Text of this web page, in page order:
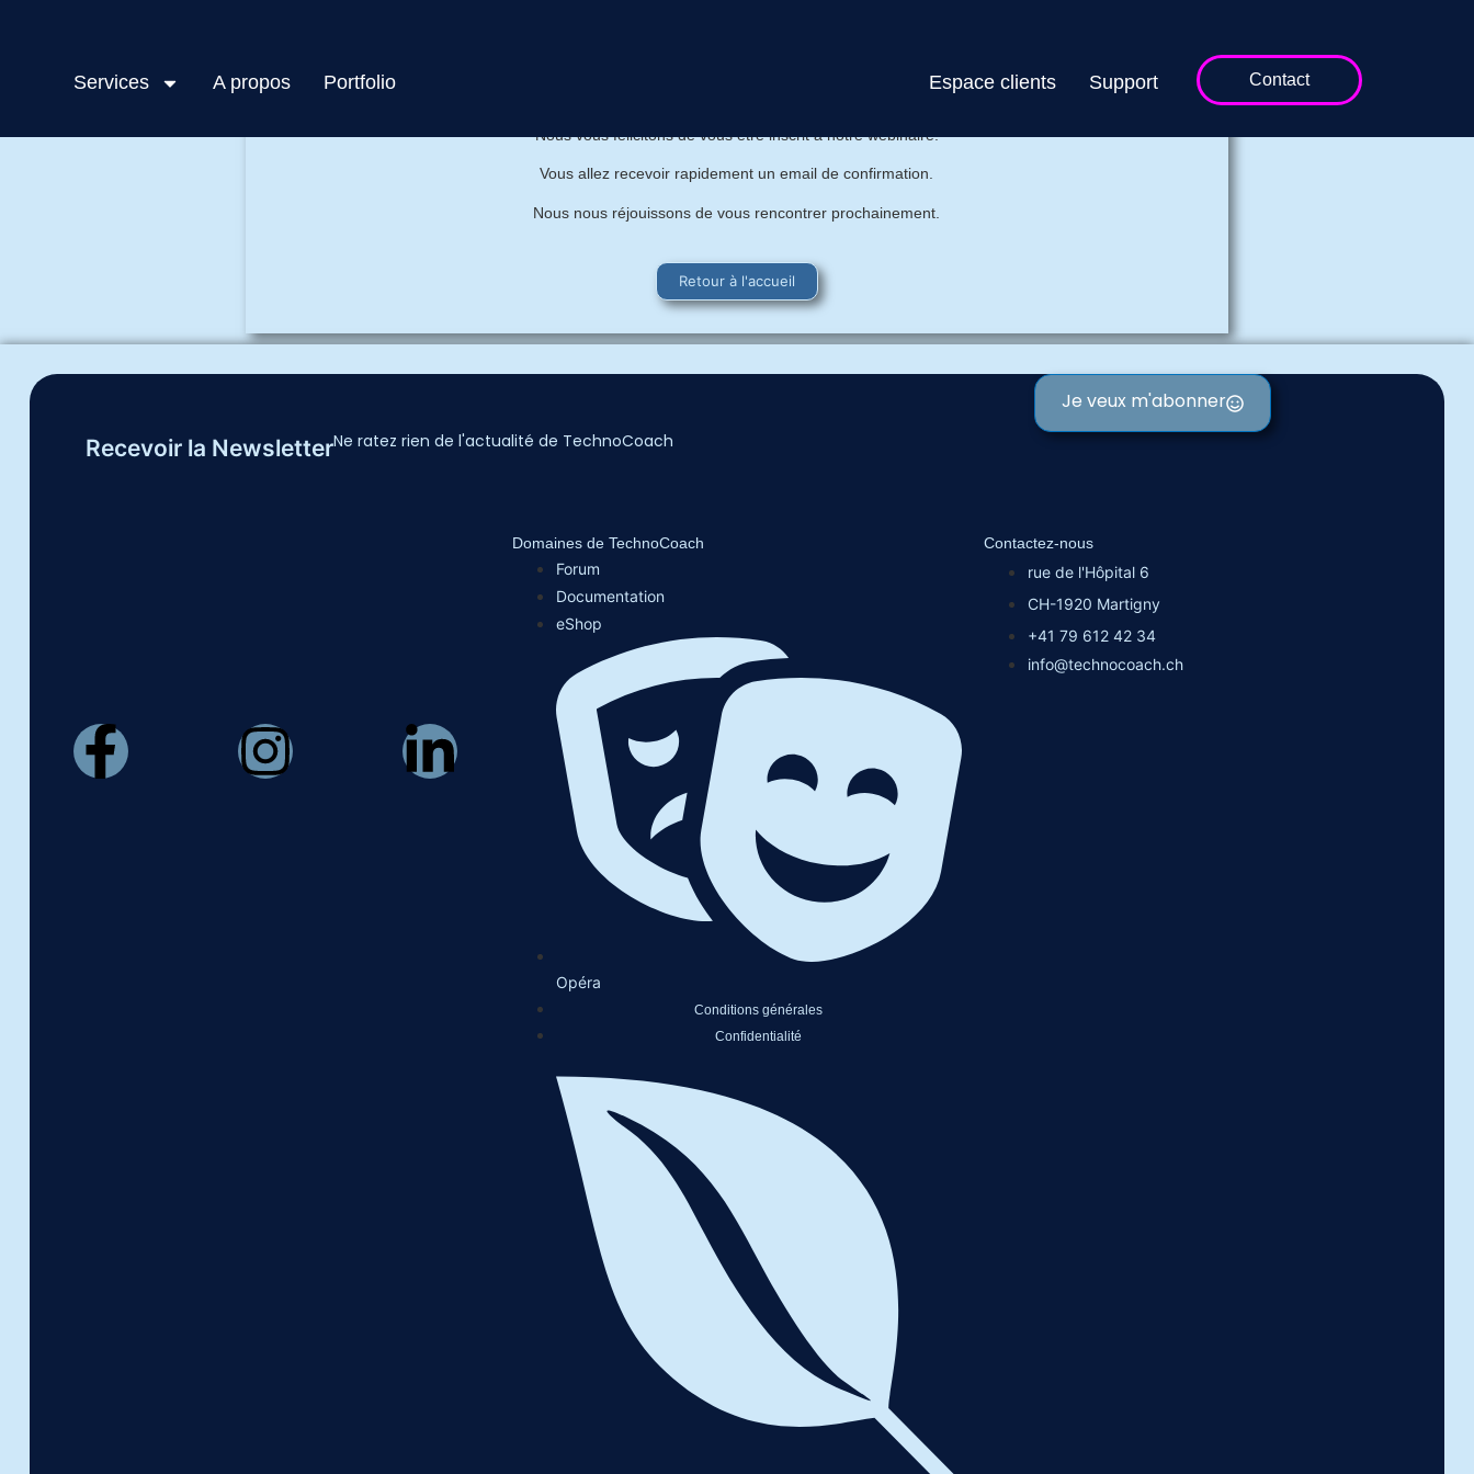
Services A propos Portfolio Espace clients Support Contact
Validation de votre inscription
Nous vous félicitons de vous être inscrit à notre webinaire.
Vous allez recevoir rapidement un email de confirmation.
Nous nous réjouissons de vous rencontrer prochainement.
Retour à l'accueil
Recevoir la NewsletterNe ratez rien de l'actualité de TechnoCoach
Je veux m'abonner
Domaines de TechnoCoach
Forum
Documentation
eShop
Opéra
Conditions générales
Confidentialité
Contactez-nous
rue de l'Hôpital 6
CH-1920 Martigny
+41 79 612 42 34
info@technocoach.ch